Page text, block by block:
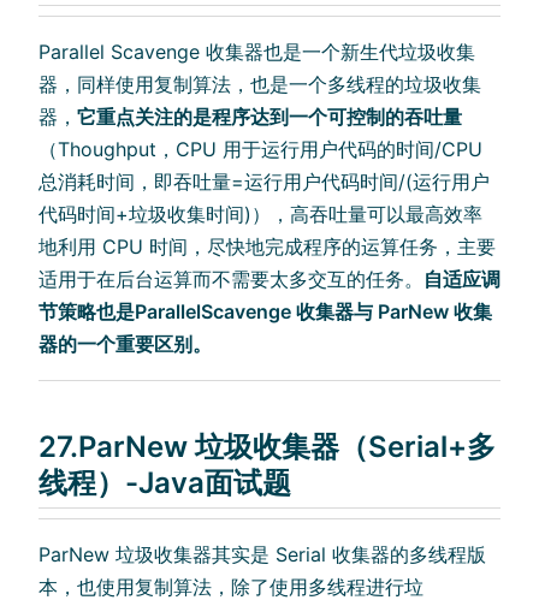
Parallel Scavenge 收集器也是一个新生代垃圾收集
器，同样使用复制算法，也是一个多线程的垃圾收集
器， 它重点关注的是程序达到一个可控制的吞吐量
（Thoughput，CPU 用于运行用户代码的时间/CPU
总消耗时间，即吞吐量=运行用户代码时间/(运行用户
代码时间+垃圾收集时间)），高吞吐量可以最高效率
地利用 CPU 时间，尽快地完成程序的运算任务，主要
适用于在后台运算而不需要太多交互的任务。 自适应调
节策略也是ParallelScavenge 收集器与 ParNew 收集
器的一个重要区别。
27.ParNew 垃圾收集器（Serial+多
线程）-Java面试题
ParNew 垃圾收集器其实是 Serial 收集器的多线程版
本，也使用复制算法，除了使用多线程进行垃